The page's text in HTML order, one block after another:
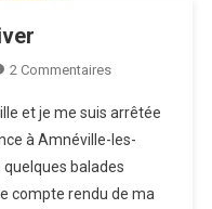
2 CommentairesSur
Balade
À
Metz
En
et je me suis arrêtée
à Amnéville-les-
balades
compte rendu de ma